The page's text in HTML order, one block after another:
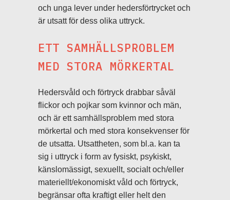
och unga lever under hedersförtrycket och
är utsatt för dess olika uttryck.
ETT SAMHÄLLSPROBLEM
MED STORA MÖRKERTAL
Hedersvåld och förtryck drabbar såväl
flickor och pojkar som kvinnor och män,
och är ett samhällsproblem med stora
mörkertal och med stora konsekvenser för
de utsatta. Utsattheten, som bl.a. kan ta
sig i uttryck i form av fysiskt, psykiskt,
känslomässigt, sexuellt, socialt och/eller
materiellt/ekonomiskt våld och förtryck,
begränsar ofta kraftigt eller helt den